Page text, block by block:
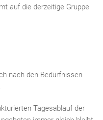
auf die derzeitige Gruppe
nach den Bedürfnissen
Tagesablauf der